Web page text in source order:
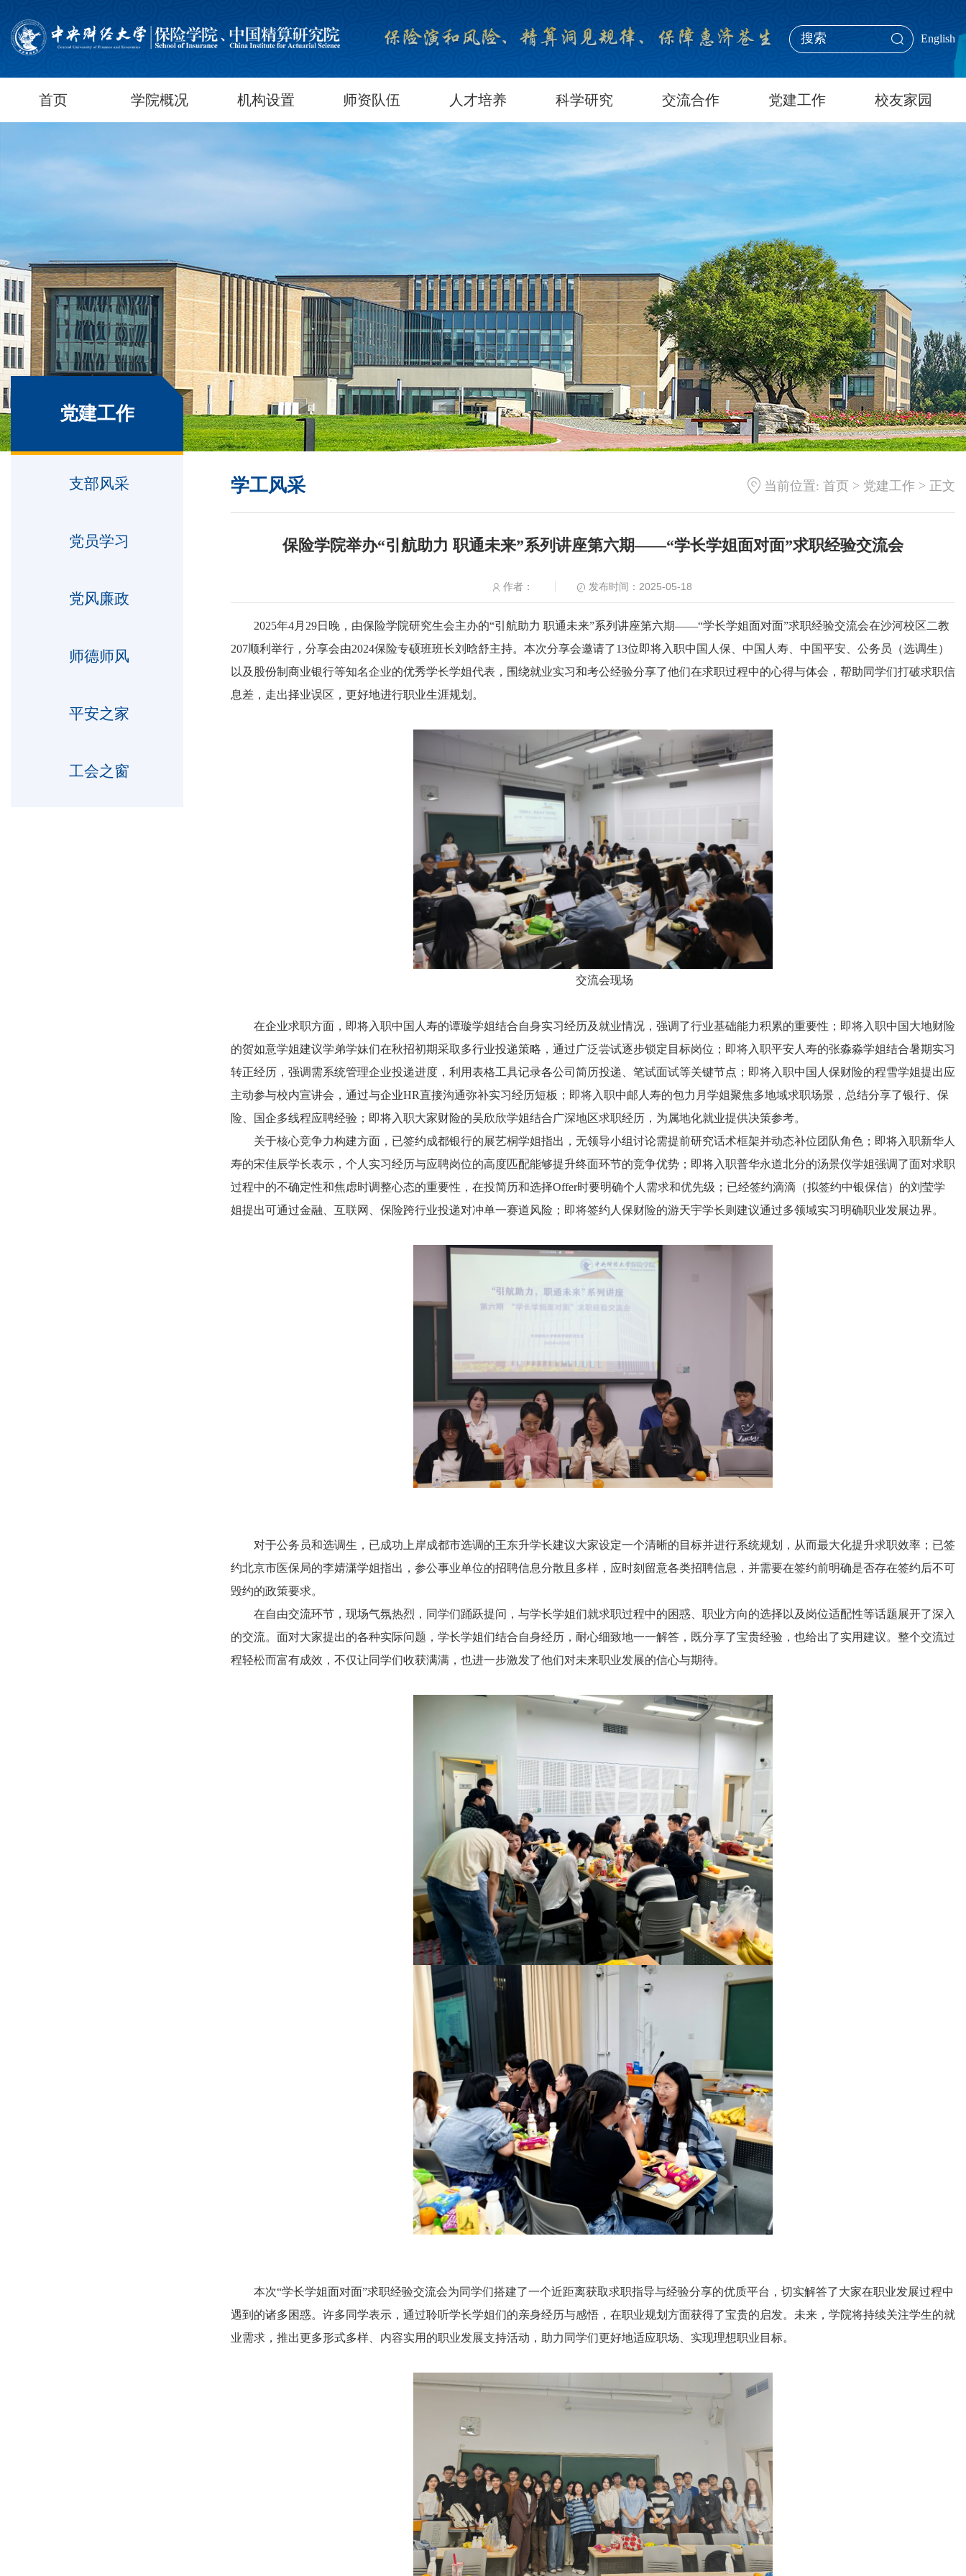
English
首页 学院概况 机构设置 师资队伍 人才培养 科学研究 交流合作 党建工作 校友家园
党建工作
支部风采
党员学习
党风廉政
师德师风
平安之家
工会之窗
学工风采 当前位置: 首页 > 党建工作 > 正文
保险学院举办“引航助力 职通未来”系列讲座第六期——“学长学姐面对面”求职经验交流会
作者： 发布时间：2025-05-18
2025年4月29日晚，由保险学院研究生会主办的“引航助力 职通未来”系列讲座第六期——“学长学姐面对面”求职经验交流会在沙河校区二教
207顺利举行，分享会由2024保险专硕班班长刘晗舒主持。本次分享会邀请了13位即将入职中国人保、中国人寿、中国平安、公务员（选调生）
以及股份制商业银行等知名企业的优秀学长学姐代表，围绕就业实习和考公经验分享了他们在求职过程中的心得与体会，帮助同学们打破求职信
息差，走出择业误区，更好地进行职业生涯规划。
交流会现场
在企业求职方面，即将入职中国人寿的谭璇学姐结合自身实习经历及就业情况，强调了行业基础能力积累的重要性；即将入职中国大地财险
的贺如意学姐建议学弟学妹们在秋招初期采取多行业投递策略，通过广泛尝试逐步锁定目标岗位；即将入职平安人寿的张淼淼学姐结合暑期实习
转正经历，强调需系统管理企业投递进度，利用表格工具记录各公司简历投递、笔试面试等关键节点；即将入职中国人保财险的程雪学姐提出应
主动参与校内宣讲会，通过与企业HR直接沟通弥补实习经历短板；即将入职中邮人寿的包力月学姐聚焦多地域求职场景，总结分享了银行、保
险、国企多线程应聘经验；即将入职大家财险的吴欣欣学姐结合广深地区求职经历，为属地化就业提供决策参考。
关于核心竞争力构建方面，已签约成都银行的展艺桐学姐指出，无领导小组讨论需提前研究话术框架并动态补位团队角色；即将入职新华人
寿的宋佳辰学长表示，个人实习经历与应聘岗位的高度匹配能够提升终面环节的竞争优势；即将入职普华永道北分的汤景仪学姐强调了面对求职
过程中的不确定性和焦虑时调整心态的重要性，在投简历和选择Offer时要明确个人需求和优先级；已经签约滴滴（拟签约中银保信）的刘莹学
姐提出可通过金融、互联网、保险跨行业投递对冲单一赛道风险；即将签约人保财险的游天宇学长则建议通过多领域实习明确职业发展边界。
对于公务员和选调生，已成功上岸成都市选调的王东升学长建议大家设定一个清晰的目标并进行系统规划，从而最大化提升求职效率；已签
约北京市医保局的李婧潇学姐指出，参公事业单位的招聘信息分散且多样，应时刻留意各类招聘信息，并需要在签约前明确是否存在签约后不可
毁约的政策要求。
在自由交流环节，现场气氛热烈，同学们踊跃提问，与学长学姐们就求职过程中的困惑、职业方向的选择以及岗位适配性等话题展开了深入
的交流。面对大家提出的各种实际问题，学长学姐们结合自身经历，耐心细致地一一解答，既分享了宝贵经验，也给出了实用建议。整个交流过
程轻松而富有成效，不仅让同学们收获满满，也进一步激发了他们对未来职业发展的信心与期待。
本次“学长学姐面对面”求职经验交流会为同学们搭建了一个近距离获取求职指导与经验分享的优质平台，切实解答了大家在职业发展过程中
遇到的诸多困惑。许多同学表示，通过聆听学长学姐们的亲身经历与感悟，在职业规划方面获得了宝贵的启发。未来，学院将持续关注学生的就
业需求，推出更多形式多样、内容实用的职业发展支持活动，助力同学们更好地适应职场、实现理想职业目标。